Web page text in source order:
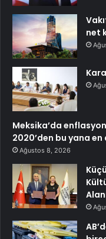
net
Meksika’da
2020’den bu yana en
Ağustos 8, 2026